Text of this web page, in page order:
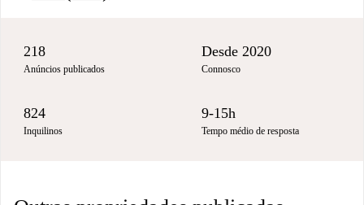
218
Anúncios publicados
Desde 2020
Connosco
824
Inquilinos
9-15h
Tempo médio de resposta